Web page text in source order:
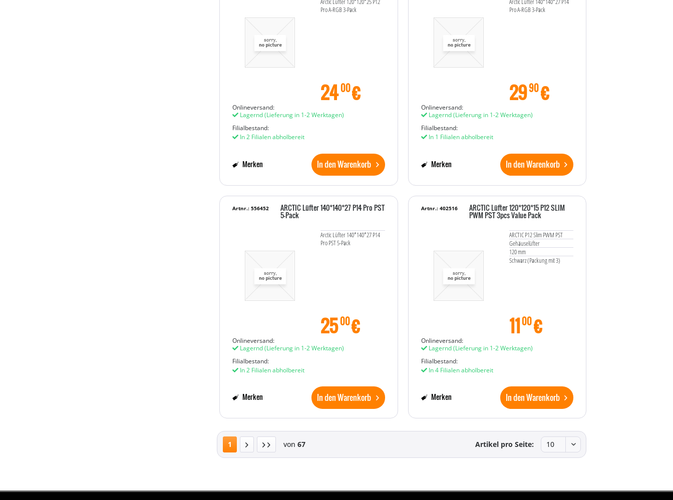
Pro A-RGB 3-Pack
2400€
Onlineversand:
Lagernd(Lieferung in 1-2 Werktagen)
Filialbestand:
In 2 Filialen abholbereit
In den Warenkorb
Merken
Pro A-RGB 3-Pack
2990€
Onlineversand:
Lagernd(Lieferung in 1-2 Werktagen)
Filialbestand:
In 1 Filialen abholbereit
In den Warenkorb
Merken
ARCTIC Lüfter 140*140*27 P14 Pro PST
5-Pack
Arctic Lüfter 140*140*27 P14
Pro PST 5-Pack
Artnr.: 556452
2500€
Onlineversand:
Lagernd(Lieferung in 1-2 Werktagen)
Filialbestand:
In 2 Filialen abholbereit
In den Warenkorb
Merken
ARCTIC Lüfter 120*120*15 P12 SLIM
PWM PST 3pcs Value Pack
ARCTIC P12 Slim PWM PST
Gehäuselüfter
120 mm
Schwarz (Packung mit 3)
Artnr.: 402516
1100€
Onlineversand:
Lagernd(Lieferung in 1-2 Werktagen)
Filialbestand:
In 4 Filialen abholbereit
In den Warenkorb
Merken
1 von 67 Artikel pro Seite: